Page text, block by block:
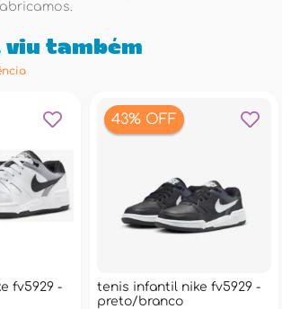
viu também
fv5929 -
43% OFF
tenis infantil nike fv5929 -
preto/branco